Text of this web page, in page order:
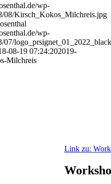
wp-
08/Kirsch_Kokos_Milchreis.jpg
wp-
07/
08-19 07:24:202019-
Milchreis
Link zu: